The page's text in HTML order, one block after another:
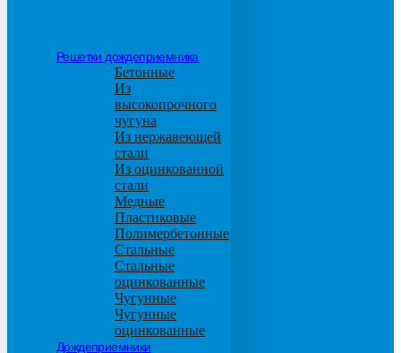
Решетки дождеприемника
Бетонные
Из
высокопрочного
чугуна
Из нержавеющей
стали
Из оцинкованной
стали
Медные
Пластиковые
Полимербетонные
Стальные
Стальные
оцинкованные
Чугунные
Чугунные
оцинкованные
Дождеприемники